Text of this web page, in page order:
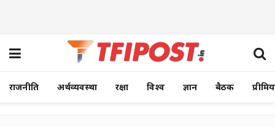
राजनीति अर्थव्यवस्था रक्षा विश्व ज्ञान बैठक